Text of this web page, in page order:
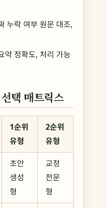
누락 여부 원문 대조,
약 정확도, 처리 가능
택 매트릭스
1순위
유형
2순위
유형
초안
생성
형
교정
전문
형